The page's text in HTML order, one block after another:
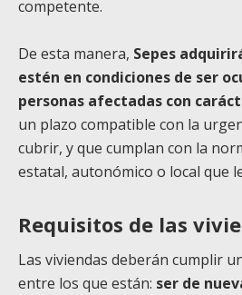
competente.
De esta manera, Sepes
estén en condiciones de ser
personas afectadas con
un plazo compatible con la
cubrir, y que cumplan con la
estatal, autonómico o local que
Requisitos de las
Las viviendas deberán cumplir
entre los que están: ser de